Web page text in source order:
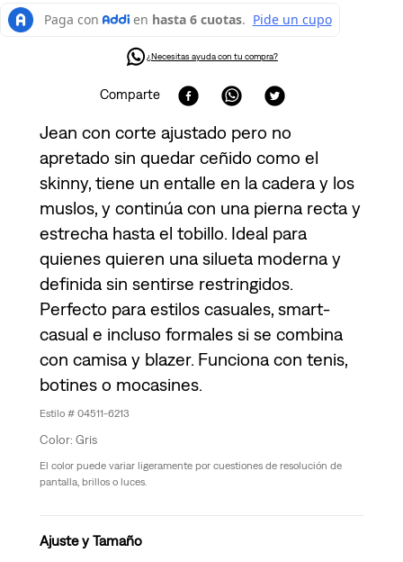
¿Necesitas ayuda con tu compra?
Comparte
Jean con corte ajustado pero no
apretado sin quedar ceñido como el
skinny, tiene un entalle en la cadera y los
muslos, y continúa con una pierna recta y
estrecha hasta el tobillo. Ideal para
quienes quieren una silueta moderna y
definida sin sentirse restringidos.
Perfecto para estilos casuales, smart-
casual e incluso formales si se combina
con camisa y blazer. Funciona con tenis,
botines o mocasines.
04511-6213
Gris
El color puede variar ligeramente por cuestiones de resolución de
pantalla, brillos o luces.
Ajuste y Tamaño